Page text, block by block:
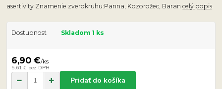
asertivity Znamenie zverokruhu:Panna, Kozorožec, Barancelý popis
Dostupnosť Skladom 1 ks
6,90 €/ks
5,61 € bez DPH
Pridať do košíka